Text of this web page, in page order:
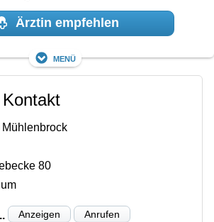
Ärztin empfehlen
Menü
Mühlenbrock
80
Anzeigen Anrufen